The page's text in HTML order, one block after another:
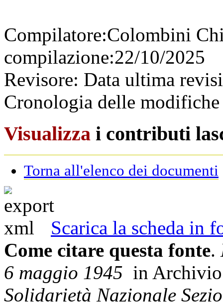
Compilatore:Colombini
compilazione:22/10/2025
Revisore: Data ultima
Cronologia delle
Visualizza i contributi
Torna all'elenco dei documenti
Scarica la scheda in
Come citare questa fonte.
6 maggio 1945 in
Solidarietà Nazionale